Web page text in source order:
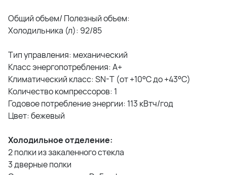
Общий объем/ Полезный объем:
Холодильника (л): 92/85
Тип управления: механический
Класс энергопотребления: A+
Климатический класс: SN-T (от +10°С до +43°С)
Количество компрессоров: 1
Годовое потребление энергии: 113 кВтч/год
Цвет: бежевый
Холодильное отделение:
2 полки из закаленного стекла
3 дверные полки